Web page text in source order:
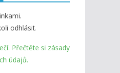
odhlásit.
Přečtěte si zásady
údajů.